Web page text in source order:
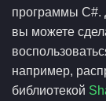
программы C#.
вы можете
например,
библиотекой